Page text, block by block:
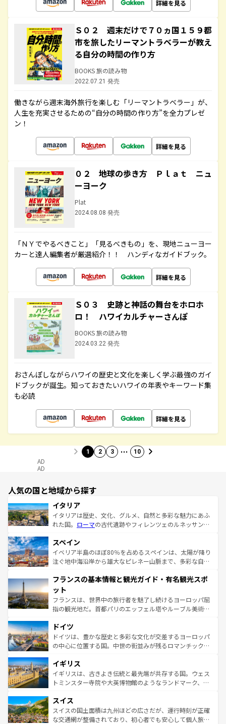
詳細を見る
Ｓ０２ 週末だけで７０ヵ国１５９都
市を旅したリーマントラベラーが教え
る自分の時間の作り方
BOOKS 旅の読み物
2022.07.21 発売
働きながら週末海外旅行を楽しむ「リーマントラベラー」が、
人生を充実させるための“自分の時間の作り方”を全力プレゼ
ン！
詳細を見る
０２ 地球の歩き方 Ｐｌａｔ ニュ
ーヨーク
Plat
2024.08.08 発売
「ＮＹでやるべきこと」「見るべきもの」を、現地ニューヨー
カーと達人編集者が厳選紹介！！ ハンディなガイドブック。
詳細を見る
Ｓ０３ 史跡と神話の舞台をホロホ
ロ！ ハワイカルチャーさんぽ
BOOKS 旅の読み物
2024.03.22 発売
おさんぽしながらハワイの歴史と文化を楽しく学ぶ最強のガイ
ドブックが誕生。知っておきたいハワイの年表やキーワード集
も必読
詳細を見る
1 2 3 … 10
AD
AD
人気の国と地域から探す
イタリア
イタリアは歴史、文化、グルメ、自然と多彩な魅力にあふ
れた国。 ローマの古代遺跡やフィレンツェのルネッサンス
ろん、トスカーナの美しい田園風景やアマルフィ海岸の絶
景など、自然景観も見逃せない。観光の合間には、本場の
ピザやパスタなど、絶品のイタリア料理を堪能することも
ませてくれるイタリアで、忘れられない旅をしてみよう！
なお、新着のイタリア情報は
しい。
スペイン
イベリア半島のほぼ80％を占めるスペインは、太陽が降り
注ぐ地中海沿岸から雄大なピレネー山脈まで、多彩な自然
文化が根付くこの国では、情熱的なフラメンコ、熱気あふ
れる闘牛、そして美味しいタパスが生活の一部となってい
る。首都マドリードの洗練された雰囲気や、バルセロナの
アートに溢れた街角から、地方では古代ローマ遺跡や中世
せる。地方によって風土や気候が異なるスペインはその個
性で訪れる人を魅了する。 なお、新着のスペイン情報は コ
ンテンツ一覧を参照してほしい。
フランスの基本情報と観光ガイド・有名観光スポ
ット
フランスは、世界中の旅行者を魅了し続けるヨーロッパ屈
指の観光地だ。首都パリのエッフェル塔やルーブル美術館
で、幅広い魅力が詰まっている。華麗な宮殿、歴史的な大
聖堂、美しいビーチ、そして豊かな自然が、訪れる者を心
から魅了する。また、フランスは美食の国としても知ら
いる。シャンパンの発祥地であるランス、プロヴァンスの
香り高いラベンダー畑など、多彩な楽しみ方が可能だ。さ
らに、パリ以外の地域にも魅力が溢れており、どの街角に
れる地方に足を運ぶとそれぞれで全く異なる文化を体験で
きるだろう。 なお、新着のフランス情報はコンテンツ一覧
を参照してほしい。
ドイツ
ドイツは、豊かな歴史と多彩な文化が交差するヨーロッパ
の中心に位置する国。中世の街並みが残るロマンチック街
顔を持つこの国は、どこを歩いても飽きることがない。ベ
ルリンの文化的活気、バイエルン州のアルプスの絶景、そ
してライン川沿いのワイン畑といった風景は必見。ビール
は、お酒好きな人にはぜひ体験してほしい。 なお、新着の
ドイツ情報はコンテンツ一覧を参照してほしい。
イギリス
イギリスは、古きよき伝統と最先端が共存する国。ウェス
トミンスター寺院や大英博物館のようなランドマーク、歴
リアごとに異なる魅力がある。また、優雅なアフタヌーン
ティー、ビール好きにはたまらない英国パブ、サッカー観
戦など、本場だからこそできる体験も豊富。イギリスを旅
スイス
スイスの国土面積は九州ほどの広さだが、運行時刻が正確
な交通網が整備されており、初心者でも安心して個人旅行